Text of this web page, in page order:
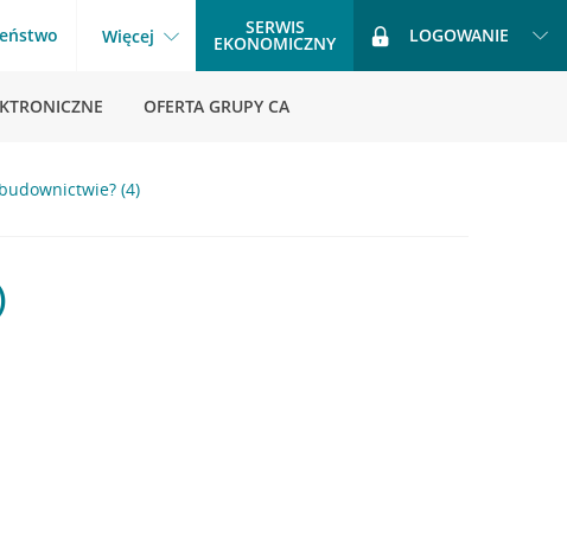
Więcej SERWIS
EKONOMICZNY LOGOWANIE
OFERTA GRUPY CA
(4)